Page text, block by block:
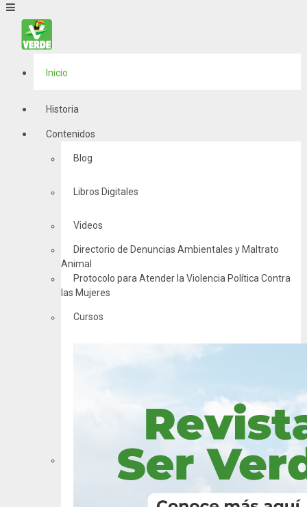
Inicio
Historia
Contenidos
Blog
Libros Digitales
Videos
Directorio de Denuncias Ambientales y Maltrato
Animal
Protocolo para Atender la Violencia Política Contra
las Mujeres
Cursos